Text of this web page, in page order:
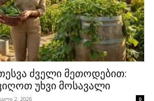
ძველი მეთოდებით:
უხვი მოსავალი
2, 2026 0